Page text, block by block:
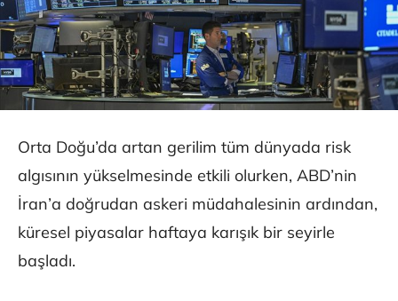
Orta Doğu’da artan gerilim tüm dünyada risk
algısının yükselmesinde etkili olurken, ABD’nin
İran’a doğrudan askeri müdahalesinin ardından,
küresel piyasalar haftaya karışık bir seyirle
başladı.